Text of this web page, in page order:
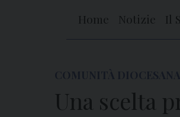
Home Notizie Il
Una scelta